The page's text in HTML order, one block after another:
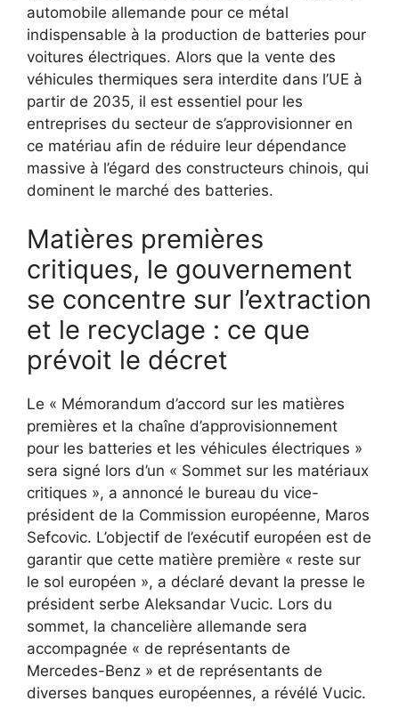
automobile allemande pour ce métal
indispensable à la production de batteries pour
voitures électriques. Alors que la vente des
véhicules thermiques sera interdite dans l’UE à
partir de 2035, il est essentiel pour les
entreprises du secteur de s’approvisionner en
ce matériau afin de réduire leur dépendance
massive à l’égard des constructeurs chinois, qui
dominent le marché des batteries.
Matières premières
critiques, le gouvernement
se concentre sur l’extraction
et le recyclage : ce que
prévoit le décret
Le « Mémorandum d’accord sur les matières
premières et la chaîne d’approvisionnement
pour les batteries et les véhicules électriques »
sera signé lors d’un « Sommet sur les matériaux
critiques », a annoncé le bureau du vice-
président de la Commission européenne, Maros
Sefcovic. L’objectif de l’exécutif européen est de
garantir que cette matière première « reste sur
le sol européen », a déclaré devant la presse le
président serbe Aleksandar Vucic. Lors du
sommet, la chancelière allemande sera
accompagnée « de représentants de
Mercedes-Benz » et de représentants de
diverses banques européennes, a révélé Vucic.